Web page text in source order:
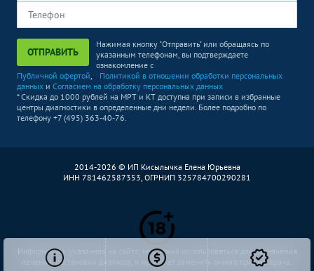
ОТПРАВИТЬ
Нажимая кнопку "Отправить" или обращаясь по
указанным телефонам, вы подтверждаете
ознакомление с
Публичной офертой,
Политикой в отношении обработки персональных
данных и Согласием на обработку персональных данных
* Скидка до 1000 рублей на МРТ и КТ доступна при записи в избранные
центры диагностики в определенные дни недели. Более подробно по
телефону +7 (495) 363-40-76.
2014-2026 © ИП Кисылычка Елена Юрьевна
ИНН 781462587353, ОГРНИП 325784700290281
Информация, указанная на сайте, не должна использоваться для назначения
лечения, постановки диагноза, и не может заменить очного приема врача.